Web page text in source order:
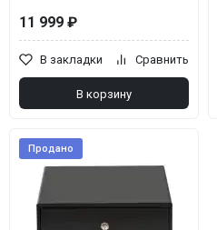
11 999 ₽
В закладки Сравнить
В корзину
Продано